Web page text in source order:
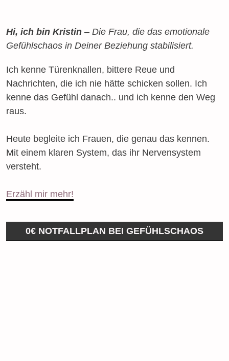
Hi, ich bin Kristin – Die Frau, die das emotionale
Gefühlschaos in Deiner Beziehung stabilisiert.
Ich kenne Türenknallen, bittere Reue und
Nachrichten, die ich nie hätte schicken sollen. Ich
kenne das Gefühl danach.. und ich kenne den Weg
raus.
Heute begleite ich Frauen, die genau das kennen.
Mit einem klaren System, das ihr Nervensystem
versteht.
Erzähl mir mehr!
0€ NOTFALLPLAN BEI GEFÜHLSCHAOS